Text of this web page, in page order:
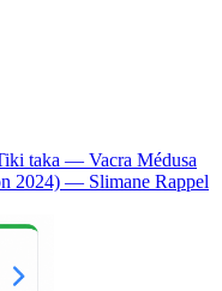
taka — Vacra Médusa
2024) — Slimane Rappel